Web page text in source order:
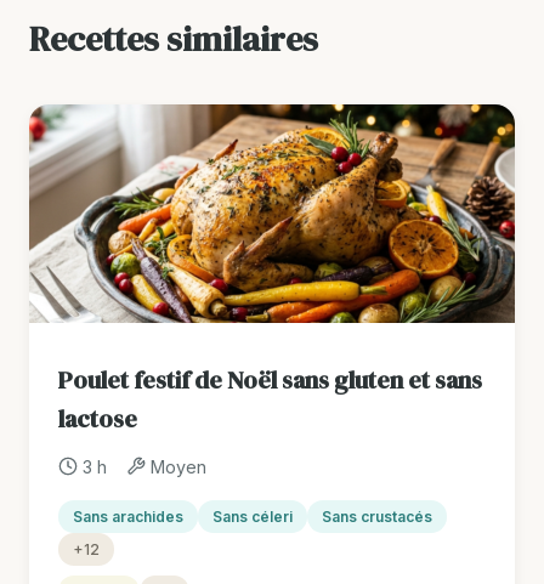
Recettes similaires
Poulet festif de Noël sans gluten et sans
lactose
3 h Moyen
Sans arachides Sans céleri
Sans crustacés
+12